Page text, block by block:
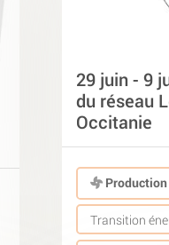
29 juin - 9
du réseau
Occitanie
Transition